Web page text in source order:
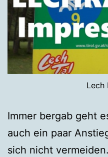
Lech
Immer bergab geht
auch ein paar
sich nicht